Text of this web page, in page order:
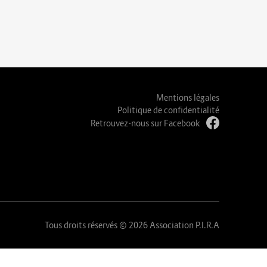
Mentions légales
Politique de confidentialité
Retrouvez-nous sur Facebook
Tous droits réservés © 2026 Association P.I.R.A